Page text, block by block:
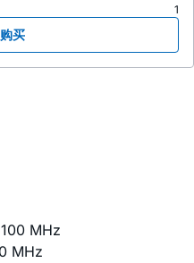
1
买
MHz
MHz